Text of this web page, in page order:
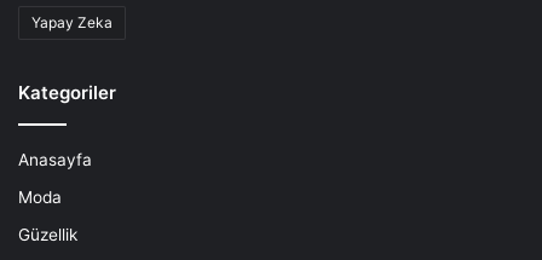
Yapay Zeka
Kategoriler
Anasayfa
Moda
Güzellik